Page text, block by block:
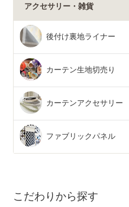
アクセサリー・雑貨
後付け裏地ライナー
カーテン生地切売り
カーテンアクセサリー
ファブリックパネル
こだわりから探す